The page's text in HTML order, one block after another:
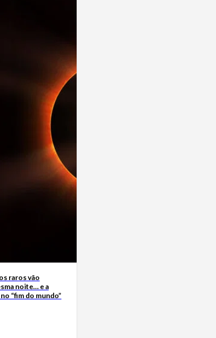
raros vão
noite… e a
“fim do mundo”